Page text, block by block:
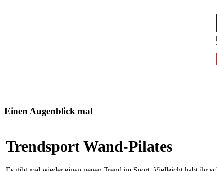
Einen Augenblick mal
Trendsport Wand-Pilates